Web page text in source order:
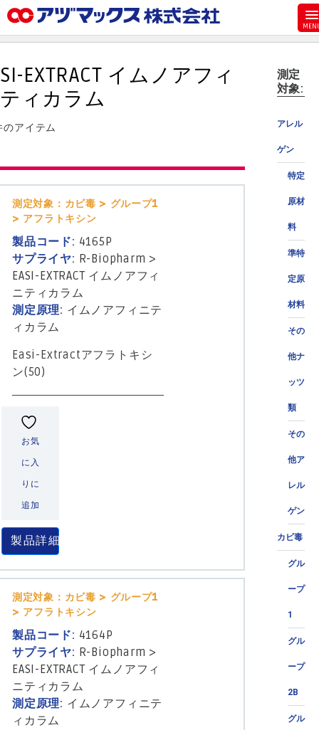
お気に入り
お買い物カゴ
ご注文
代理店一覧
見積発行
測定
対象:
アレル
ゲン
特定
原材
料
準特
定原
材料
その
他ナ
ッツ
類
その
他ア
レル
ゲン
カビ毒
グル
ープ
1
グル
ープ
2B
グル
EXTRACT イムノアフィ
ィカラム
のアイテム
測定対象：カビ毒 > グループ1
> アフラトキシン
製品コード: 4165P
サプライヤ: R-Biopharm >
EASI-EXTRACT イムノアフィ
ニティカラム
測定原理: イムノアフィニテ
ィカラム
Easi-Extractアフラトキシ
ン(50)
お気
に入
りに
追加
製品詳細
測定対象：カビ毒 > グループ1
> アフラトキシン
製品コード: 4164P
サプライヤ: R-Biopharm >
EASI-EXTRACT イムノアフィ
ニティカラム
測定原理: イムノアフィニテ
ィカラム